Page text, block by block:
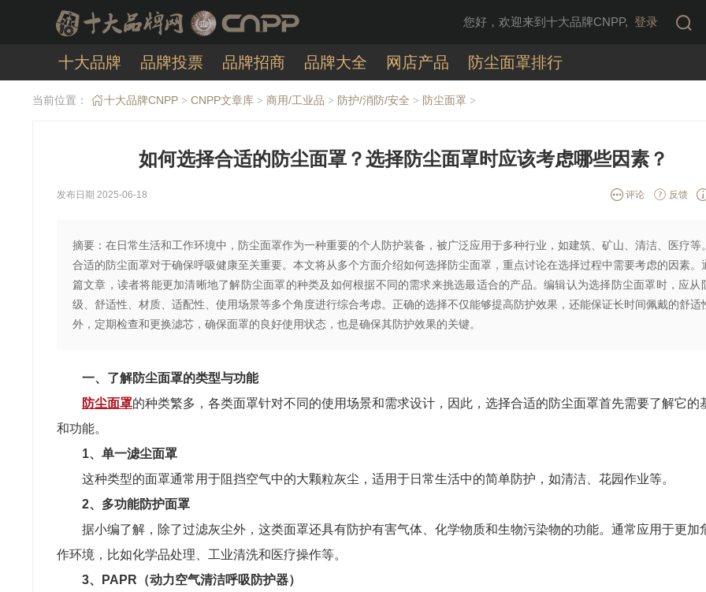
您好，欢迎来到十大品牌CNPP, 登录
十大品牌 品牌投票 品牌招商 品牌大全 网店产品 防尘面罩排行
当前位置： 十大品牌CNPP > CNPP文章库 > 商用/工业品 > 防护/消防/安全 > 防尘面罩 >
如何选择合适的防尘面罩？选择防尘面罩时应该考虑哪些因素？
发布日期 2025-06-18 评论 反馈
摘要：在日常生活和工作环境中，防尘面罩作为一种重要的个人防护装备，被广泛应用于多种行业，如建筑、矿山、清洁、医疗等
合适的防尘面罩对于确保呼吸健康至关重要。本文将从多个方面介绍如何选择防尘面罩，重点讨论在选择过程中需要考虑的因素。
篇文章，读者将能更加清晰地了解防尘面罩的种类及如何根据不同的需求来挑选最适合的产品。编辑认为选择防尘面罩时，应从
级、舒适性、材质、适配性、使用场景等多个角度进行综合考虑。正确的选择不仅能够提高防护效果，还能保证长时间佩戴的舒适
外，定期检查和更换滤芯，确保面罩的良好使用状态，也是确保其防护效果的关键。
一、了解防尘面罩的类型与功能
防尘面罩的种类繁多，各类面罩针对不同的使用场景和需求设计，因此，选择合适的防尘面罩首先需要了解它的
和功能。
1、单一滤尘面罩
这种类型的面罩通常用于阻挡空气中的大颗粒灰尘，适用于日常生活中的简单防护，如清洁、花园作业等。
2、多功能防护面罩
据小编了解，除了过滤灰尘外，这类面罩还具有防护有害气体、化学物质和生物污染物的功能。通常应用于更加
作环境，比如化学品处理、工业清洗和医疗操作等。
3、PAPR（动力空气清洁呼吸防护器）